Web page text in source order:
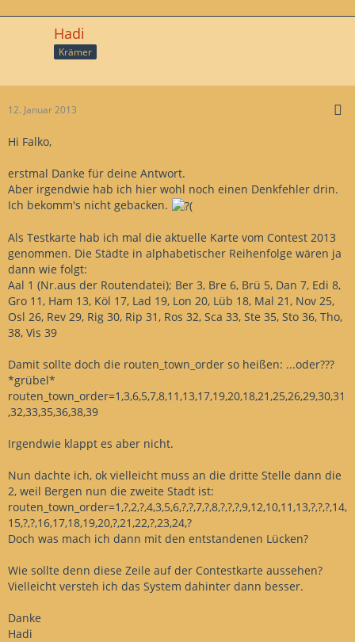
Hadi
Krämer
12. Januar 2013
Hi Falko,
erstmal Danke für deine Antwort.
Aber irgendwie hab ich hier wohl noch einen Denkfehler drin.
Ich bekomm's nicht gebacken.
Als Testkarte hab ich mal die aktuelle Karte vom Contest 2013
genommen. Die Städte in alphabetischer Reihenfolge wären ja
dann wie folgt:
Aal 1 (Nr.aus der Routendatei); Ber 3, Bre 6, Brü 5, Dan 7, Edi 8,
Gro 11, Ham 13, Köl 17, Lad 19, Lon 20, Lüb 18, Mal 21, Nov 25,
Osl 26, Rev 29, Rig 30, Rip 31, Ros 32, Sca 33, Ste 35, Sto 36, Tho,
38, Vis 39
Damit sollte doch die routen_town_order so heißen: ...oder???
*grübel*
routen_town_order=1,3,6,5,7,8,11,13,17,19,20,18,21,25,26,29,30,31
,32,33,35,36,38,39
Irgendwie klappt es aber nicht.
Nun dachte ich, ok vielleicht muss an die dritte Stelle dann die
2, weil Bergen nun die zweite Stadt ist:
routen_town_order=1,?,2,?,4,3,5,6,?,?,7,?,8,?,?,?,9,12,10,11,13,?,?,?,14,
15,?,?,16,17,18,19,20,?,21,22,?,23,24,?
Doch was mach ich dann mit den entstandenen Lücken?
Wie sollte denn diese Zeile auf der Contestkarte aussehen?
Vielleicht versteh ich das System dahinter dann besser.
Danke
Hadi